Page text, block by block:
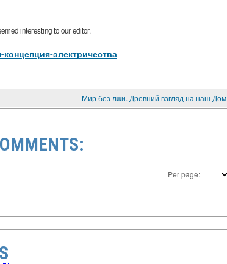
interesting to our editor.
электричества
Мир без лжи. Древний взгляд на наш Дом
Per page: